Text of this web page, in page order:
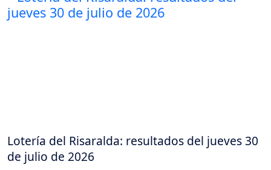
Lotería del Risaralda: resultados del jueves 30
de julio de 2026